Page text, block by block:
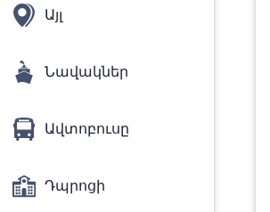
Այլ
Նավակներ
Ավտոբուսը
Դպրոցի